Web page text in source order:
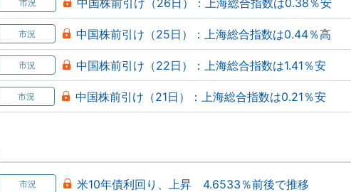
中国株前引け（26日）：上海総合指数は0.38％安
中国株前引け（25日）：上海総合指数は0.44％高
中国株前引け（22日）：上海総合指数は1.41％安
中国株前引け（21日）：上海総合指数は0.21％安
米10年債利回り、上昇 4.6533％前後で推移